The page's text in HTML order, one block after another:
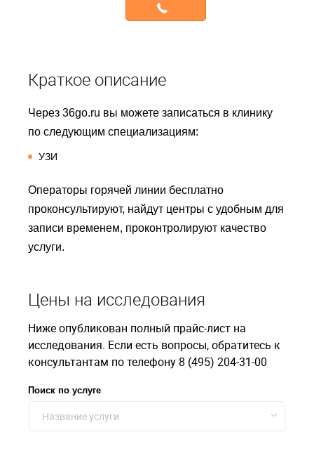
Краткое описание
Через 36go.ru вы можете записаться в клинику
по следующим специализациям:
УЗИ
Операторы горячей линии бесплатно
проконсультируют, найдут центры с удобным для
записи временем, проконтролируют качество
услуги.
Цены на исследования
Ниже опубликован полный прайс-лист на
исследования. Если есть вопросы, обратитесь к
консультантам по телефону 8 (495) 204-31-00
Поиск по услуге
Название услуги